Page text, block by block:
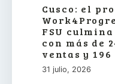
Cusco: el
FSU
con más de
ventas y 196
31 julio, 2026